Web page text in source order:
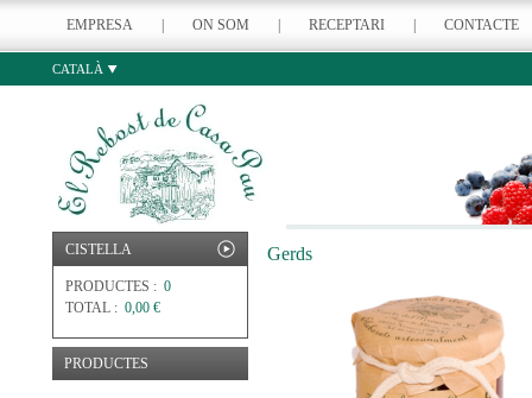
EMPRESA ON SOM RECEPTARI CONTACTE
CATALÀ
CISTELLA
PRODUCTES : 0
TOTAL : 0,00 €
PRODUCTES
Gerds